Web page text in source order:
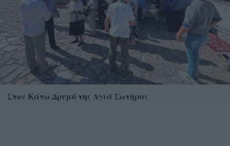
Στον Κάτω Δρυμό της Αγιά Σωτήρας